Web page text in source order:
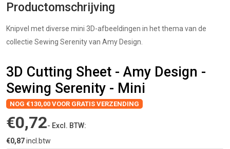
Productomschrijving
Knipvel met diverse mini 3D-afbeeldingen in het thema van de
collectie Sewing Serenity van Amy Design.
3D Cutting Sheet - Amy Design -
Sewing Serenity - Mini
NOG €130,00 VOOR GRATIS VERZENDING
€0,72- Excl. BTW:
€0,87incl.btw